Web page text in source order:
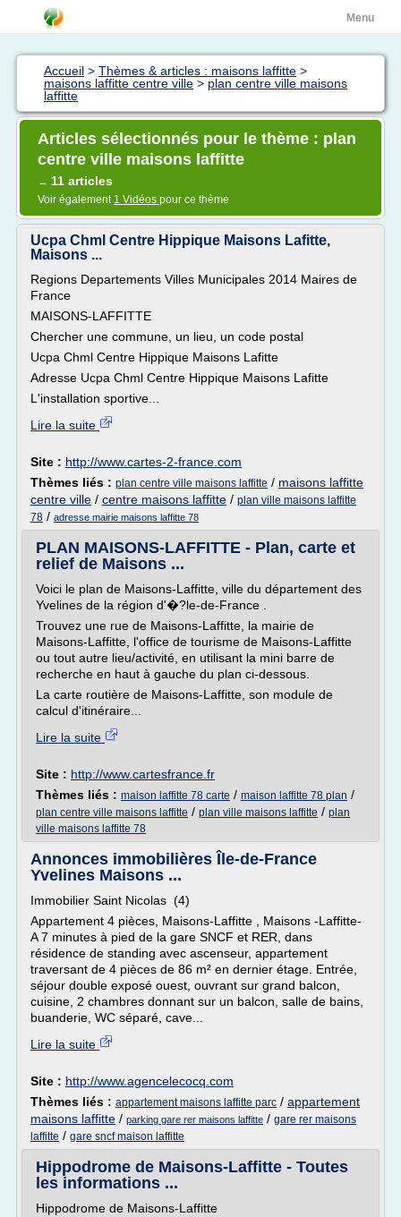
Menu
Accueil > Thèmes & articles : maisons laffitte >
maisons laffitte centre ville > plan centre ville maisons
laffitte
Articles sélectionnés pour le thème : plan
centre ville maisons laffitte
→ 11 articles
Voir également 1 Vidéos pour ce thème
Ucpa Chml Centre Hippique Maisons Lafitte,
Maisons ...
Regions Departements Villes Municipales 2014 Maires de
France
MAISONS-LAFFITTE
Chercher une commune, un lieu, un code postal
Ucpa Chml Centre Hippique Maisons Lafitte
Adresse Ucpa Chml Centre Hippique Maisons Lafitte
L'installation sportive...
Lire la suite
Site : http://www.cartes-2-france.com
Thèmes liés : plan centre ville maisons laffitte / maisons laffitte
centre ville / centre maisons laffitte / plan ville maisons laffitte
78 / adresse mairie maisons laffitte 78
PLAN MAISONS-LAFFITTE - Plan, carte et
relief de Maisons ...
Voici le plan de Maisons-Laffitte, ville du département des
Yvelines de la région d'�?le-de-France .
Trouvez une rue de Maisons-Laffitte, la mairie de
Maisons-Laffitte, l'office de tourisme de Maisons-Laffitte
ou tout autre lieu/activité, en utilisant la mini barre de
recherche en haut à gauche du plan ci-dessous.
La carte routière de Maisons-Laffitte, son module de
calcul d'itinéraire...
Lire la suite
Site : http://www.cartesfrance.fr
Thèmes liés : maison laffitte 78 carte / maison laffitte 78 plan /
plan centre ville maisons laffitte / plan ville maisons laffitte / plan
ville maisons laffitte 78
Annonces immobilières Île-de-France
Yvelines Maisons ...
Immobilier Saint Nicolas (4)
Appartement 4 pièces, Maisons-Laffitte , Maisons -Laffitte-
A 7 minutes à pied de la gare SNCF et RER, dans
résidence de standing avec ascenseur, appartement
traversant de 4 pièces de 86 m² en dernier étage. Entrée,
séjour double exposé ouest, ouvrant sur grand balcon,
cuisine, 2 chambres donnant sur un balcon, salle de bains,
buanderie, WC séparé, cave...
Lire la suite
Site : http://www.agencelecocq.com
Thèmes liés : appartement maisons laffitte parc / appartement
maisons laffitte / parking gare rer maisons laffitte / gare rer maisons
laffitte / gare sncf maison laffitte
Hippodrome de Maisons-Laffitte - Toutes
les informations ...
Hippodrome de Maisons-Laffitte